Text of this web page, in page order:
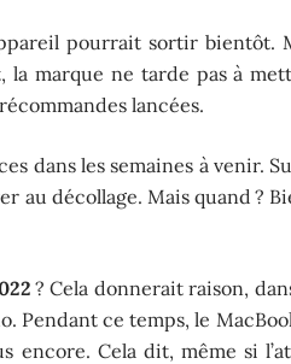
pourrait sortir bientôt.
la marque ne tarde pas à
lancées.
dans les semaines à venir.
au décollage. Mais quand ?
? Cela donnerait raison,
Pendant ce temps, le
encore. Cela dit, même si